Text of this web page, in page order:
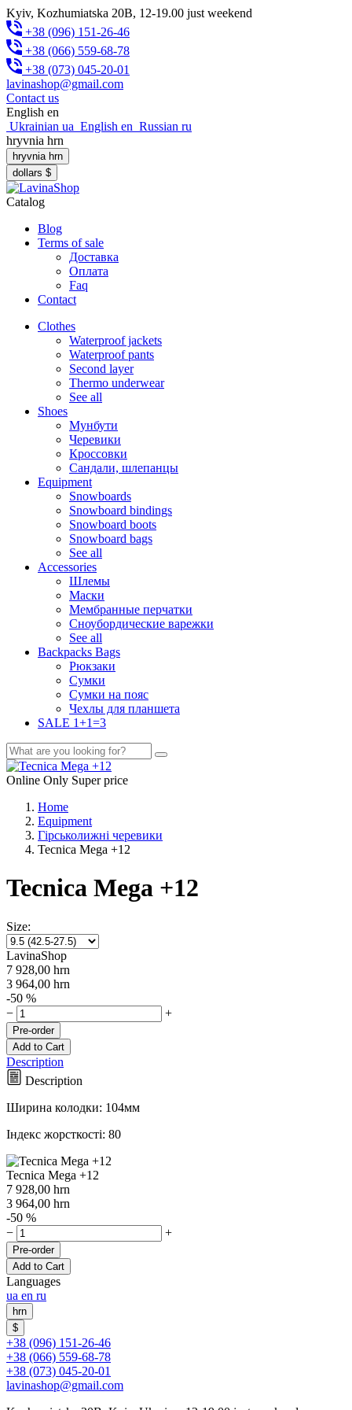
Kyiv, Kozhumiatska 20B, 12-19.00 just weekend
+38 (096) 151-26-46
+38 (066) 559-68-78
+38 (073) 045-20-01
lavinashop@gmail.com
Contact us
English en
Ukrainian ua English en Russian ru
hryvnia hrn
hryvnia hrn
dollars $
Catalog
Blog
Terms of sale
Доставка
Оплата
Faq
Contact
Clothes
Waterproof jackets
Waterproof pants
Second layer
Thermo underwear
See all
Shoes
Мунбути
Черевики
Кроссовки
Сандали, шлепанцы
Equipment
Snowboards
Snowboard bindings
Snowboard boots
Snowboard bags
See all
Accessories
Шлемы
Маски
Мембранные перчатки
Сноубордические варежки
See all
Backpacks Bags
Рюкзаки
Сумки
Сумки на пояс
Чехлы для планшета
SALE 1+1=3
Оnline Оnly Super price
Home
Equipment
Гірськолижні черевики
Tecnica Mega +12
Tecnica Mega +12
Size:
LavinaShop
7 928,00 hrn
3 964,00 hrn
-50 %
−
+
Pre-order
Add to Cart
Description
Description
Ширина колодки: 104мм
Індекс жорсткості: 80
Tecnica Mega +12
7 928,00 hrn
3 964,00 hrn
-50 %
−
+
Pre-order
Add to Cart
Languages
ua en ru
hrn
$
+38 (096) 151-26-46
+38 (066) 559-68-78
+38 (073) 045-20-01
lavinashop@gmail.com